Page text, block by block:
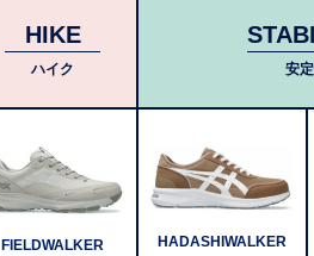
HIKE
ハイク 安
FIELDWALKER HADASHIWALKER